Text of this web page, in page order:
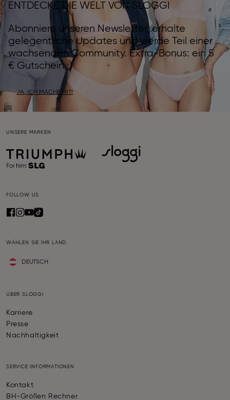
ENTDECKE DIE WELT VON SLOGGI
Abonniere unseren Newsletter, erhalte
gelegentliche Updates und werde Teil einer
wachsenden Community. Extra-Bonus: ein 5
€ Gutschein ;)
JA, ICH MACHE MIT!
UNSERE MARKEN
FOLLOW US
WÄHLEN SIE IHR LAND
DEUTSCH
ÜBER SLOGGI
Karriere
Presse
Nachhaltigkeit
SERVICE INFORMATIONEN
Kontakt
BH-Größen Rechner